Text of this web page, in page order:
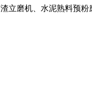
立磨机、水泥熟料预